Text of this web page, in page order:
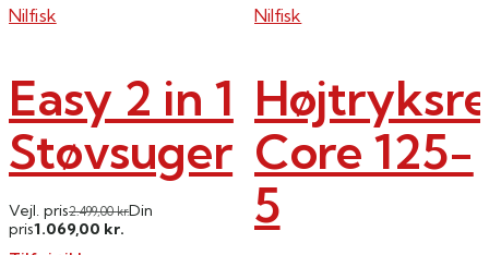
Nilfisk
Easy 2 in 1
Støvsuger
Vejl. pris2.499,00kr.Din
pris1.069,00 kr.
Nilfisk
Core 125-
5